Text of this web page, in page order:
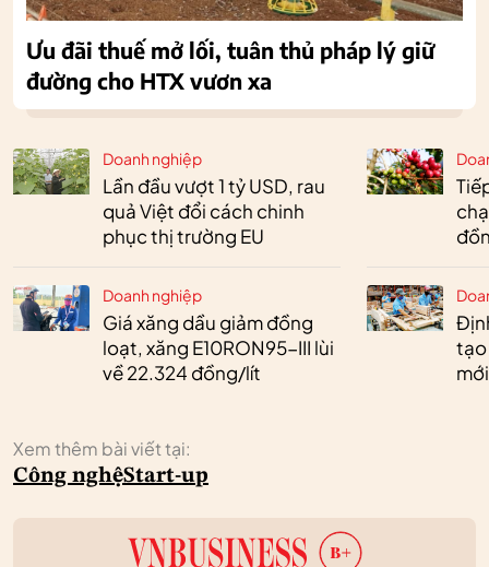
Doanh nghiệp
Lần đầu vượt 1 tỷ USD, rau
quả Việt đổi cách chinh
phục thị trường EU
Doanh nghiệp
Giá xăng dầu giảm đồng
loạt, xăng E10RON95-III lùi
về 22.324 đồng/lít
tạo
Xem thêm bài viết tại:
Công nghệStart-up
Ưu đãi thuế mở lối, tuân thủ pháp lý giữ
đường cho HTX vươn xa